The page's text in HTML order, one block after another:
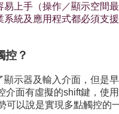
易上手（操作／顯示空間
系統及應用程式都必須支
控？
顯示器及輸入介面，但是
介面有虛擬的shift鍵，使
可以說是實現多點觸控的